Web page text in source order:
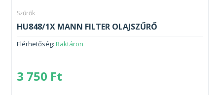
Szűrők
HU848/1X MANN FILTER OLAJSZŰRŐ
Elérhetőség: Raktáron
3 750 Ft